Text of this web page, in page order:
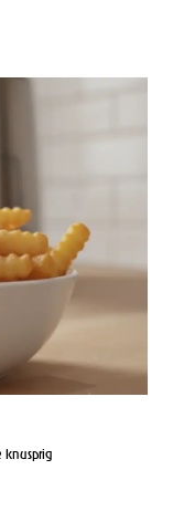
knusprig